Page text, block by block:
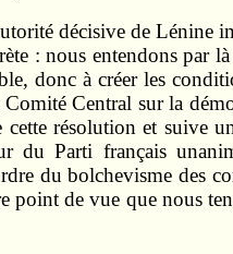
décisive de Lénine
: nous entendons par
donc à créer les
Central sur la
résolution et suive
du Parti français
du bolchevisme des
point de vue que nous